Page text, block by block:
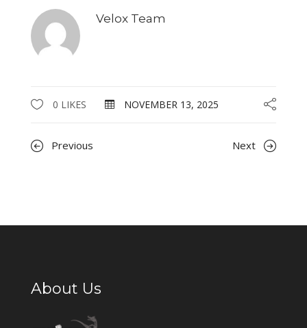
Velox Team
0 LIKES NOVEMBER 13, 2025
Previous Next
About Us